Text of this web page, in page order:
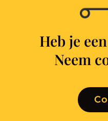
Heb je
Neem